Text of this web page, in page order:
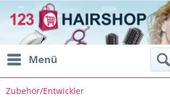
Menü
Zubehör/Entwickler